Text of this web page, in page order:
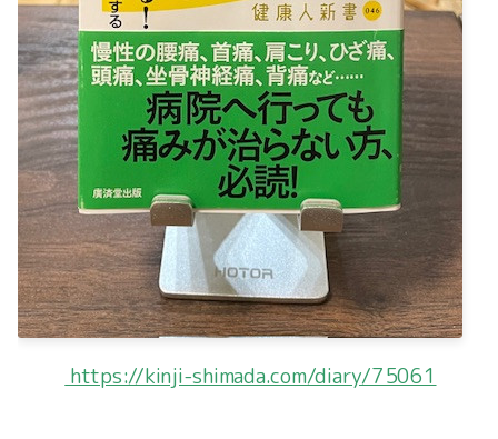
2023-11（4）
2023-10（5）
2023-09（3）
2023-03（1）
2023-02（2）
2023-01（3）
https://kinji-shimada.com/diary/75061